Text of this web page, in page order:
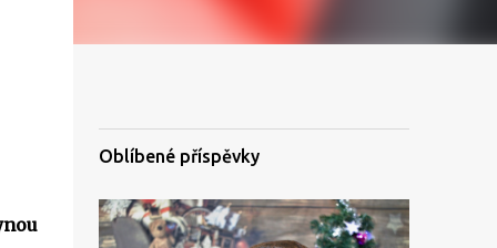
Oblíbené příspěvky